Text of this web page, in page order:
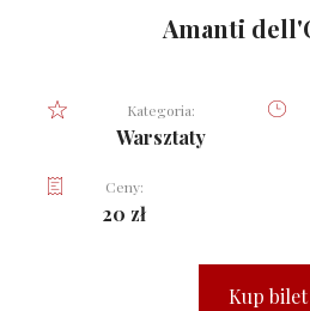
Amanti
Kategoria:
Warsztaty
Ceny:
20 zł
Kup bilet